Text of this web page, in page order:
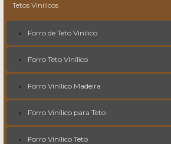
Tetos Vinílicos
Forro de Teto Vinílico
Forro Teto Vinílico
Forro Vinílico Madeira
Forro Vinílico para Teto
Forro Vinílico Teto